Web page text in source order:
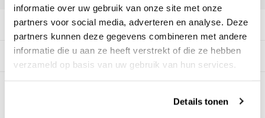
informatie over uw gebruik van onze site met onze
partners voor social media, adverteren en analyse. Deze
partners kunnen deze gegevens combineren met andere
informatie die u aan ze heeft verstrekt of die ze hebben
verzameld op basis van uw gebruik van hun services.
Details tonen
Productomschrijving
Gerelateerde producten